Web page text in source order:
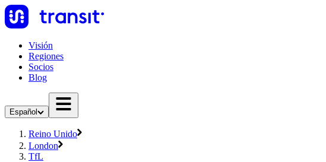
Visión
Regiones
Socios
Blog
Español
Reino Unido
London
TfL